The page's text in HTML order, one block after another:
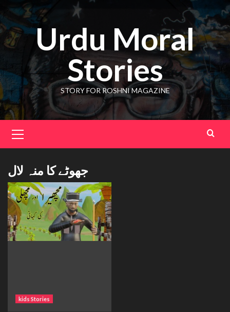
to
content
Urdu Moral
Stories
STORY FOR ROSHNI MAGAZINE
Menu
جھوٹے کا منہ لال
kids Stories